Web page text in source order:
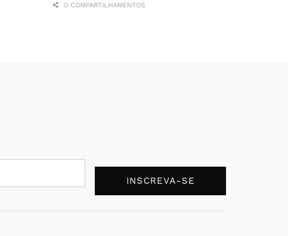
0 COMPARTILHAMENTOS
INSCREVA-SE